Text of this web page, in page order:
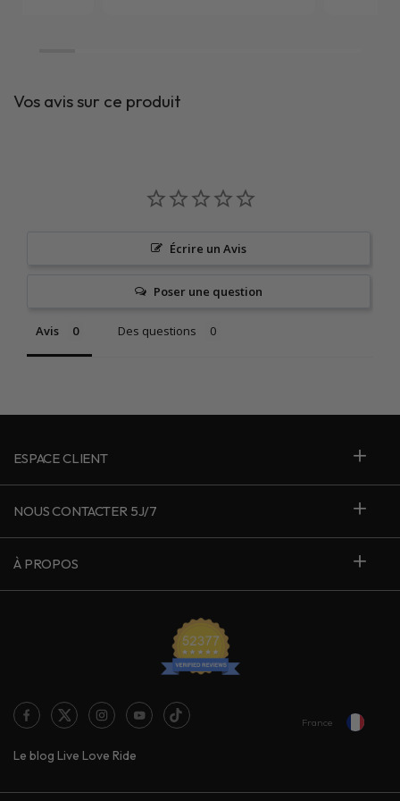
Vos avis sur ce produit
Écrire un Avis
Poser une question
Avis Des questions
ESPACE CLIENT
NOUS CONTACTER 5J/7
À PROPOS
Le blog Live Love Ride
France